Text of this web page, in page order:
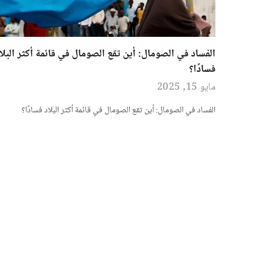
الفساد في الصومال: أين تقع الصومال في قائمة أكثر
فسادًا؟
مايو 15, 2025
الفساد في الصومال: أين تقع الصومال في قائمة أكثر البلاد فسادًا؟